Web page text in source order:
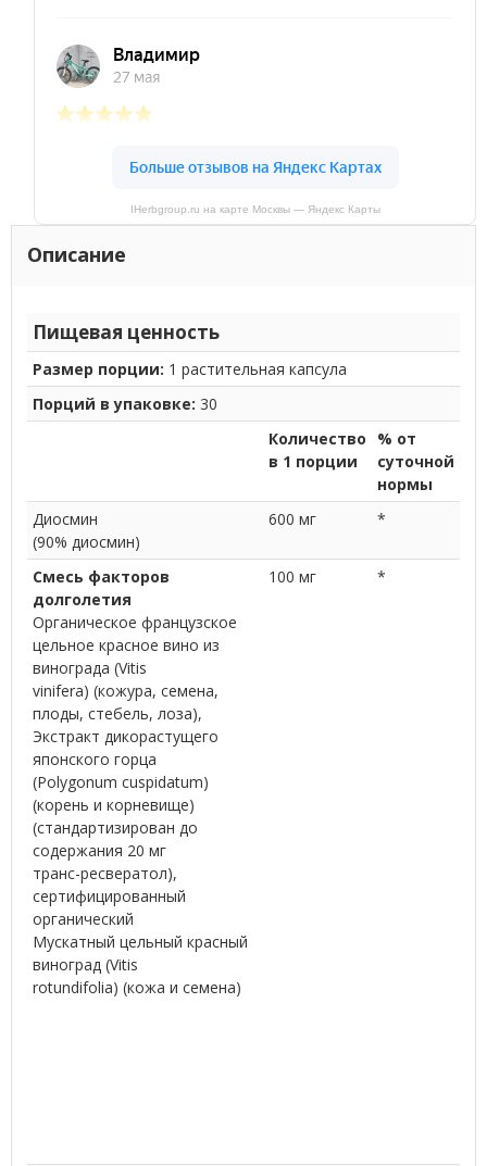
IHerbgroup.ru на карте Москвы — Яндекс Карты
Описание
Пищевая ценность
Размер порции: 1 растительная капсула
Порций в упаковке: 30
Количество
в 1 порции
% от
суточной
нормы
Диосмин
(90% диосмин)
600 мг *
Смесь факторов
долголетия
Органическое французское
цельное красное вино из
винограда (Vitis
vinifera) (кожура, семена,
плоды, стебель, лоза),
Экстракт дикорастущего
японского горца
(Polygonum cuspidatum)
(корень и корневище)
(стандартизирован до
содержания 20 мг
транс-ресвератол),
сертифицированный
органический
Мускатный цельный красный
виноград (Vitis
rotundifolia) (кожа и семена)
100 мг *